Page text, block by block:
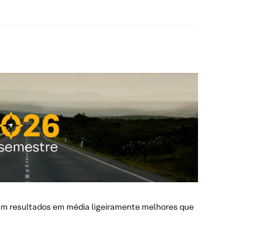
resultados em média ligeiramente melhores que